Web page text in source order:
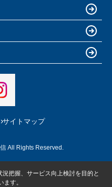
サイトマップ
All Rights Reserved.
把握、サービス向上検討を目的と
す。